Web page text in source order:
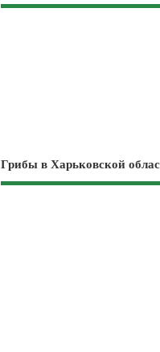
Грибы в Харьковской